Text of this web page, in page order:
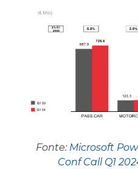
Fonte: Microsoft
Conf Call Q1